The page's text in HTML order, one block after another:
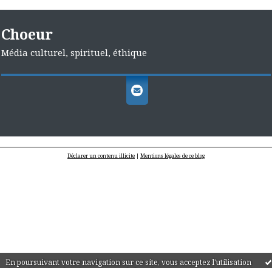
En poursuivant votre navigation sur ce site, vous acceptez l'utilisation
Choeur
Média culturel, spirituel, éthique
Déclarer un contenu illicite | Mentions légales de ce blog